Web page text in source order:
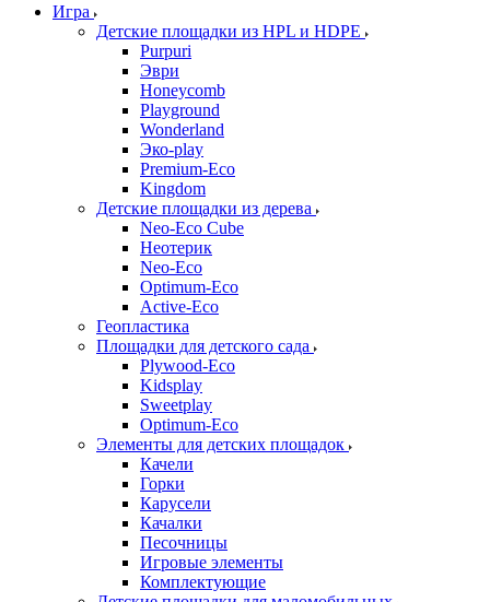
Игра
Детские площадки из HPL и HDPE
Purpuri
Эври
Honeycomb
Playground
Wonderland
Эко-play
Premium-Eco
Kingdom
Детские площадки из дерева
Neo-Eco Cube
Неотерик
Neo-Eco
Оptimum-Еco
Active-Eco
Геопластика
Площадки для детского сада
Plywood-Eco
Kidsplay
Sweetplay
Оptimum-Еco
Элементы для детских площадок
Качели
Горки
Карусели
Качалки
Песочницы
Игровые элементы
Комплектующие